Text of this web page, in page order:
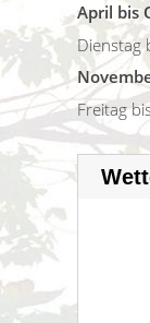
April bis
Dienstag
Freitag